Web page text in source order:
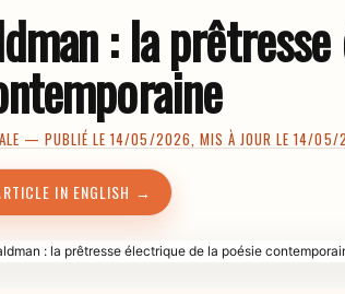
: la
— PUBLIÉ LE 14/05/2026, MIS À JOUR LE 14/05/
IN ENGLISH →